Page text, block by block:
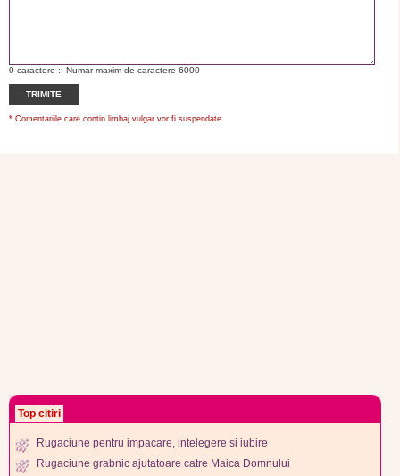
0 caractere :: Numar maxim de caractere 6000
TRIMITE
* Comentariile care contin limbaj vulgar vor fi suspendate
Top citiri
Rugaciune pentru impacare, intelegere si iubire
Rugaciune grabnic ajutatoare catre Maica Domnului